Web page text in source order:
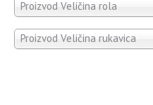
Proizvod Veličina rola
Proizvod Veličina rukavica